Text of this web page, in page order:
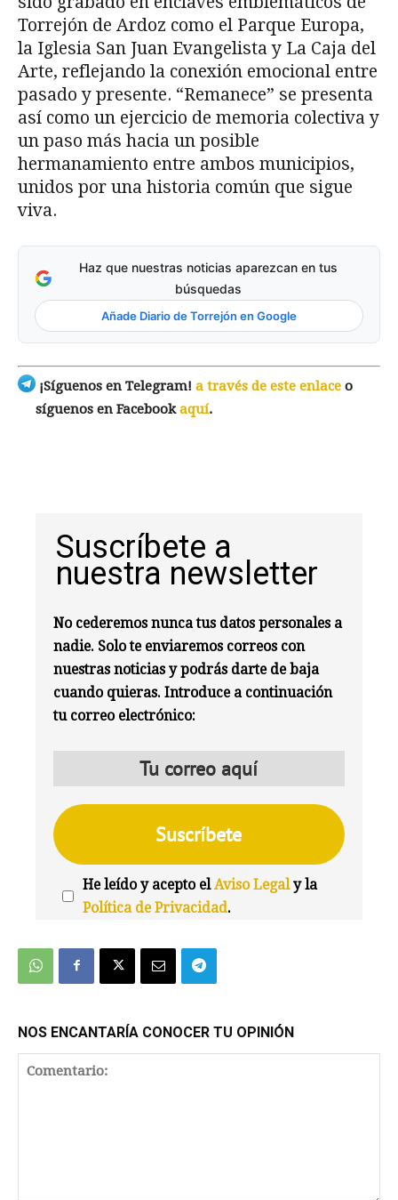
Torrejón de Ardoz como el Parque Europa,
la Iglesia San Juan Evangelista y La Caja del
Arte, reflejando la conexión emocional entre
pasado y presente. “Remanece” se presenta
así como un ejercicio de memoria colectiva y
un paso más hacia un posible
hermanamiento entre ambos municipios,
unidos por una historia común que sigue
viva.
Haz que nuestras noticias aparezcan en tus
búsquedas
Añade Diario de Torrejón en Google
¡Síguenos en Telegram! a través de este enlace o
síguenos en Facebookaquí.
Suscríbete a
nuestra newsletter
No cederemos nunca tus datos personales a
nadie. Solo te enviaremos correos con
nuestras noticias y podrás darte de baja
cuando quieras. Introduce a continuación
tu correo electrónico:
He leído y acepto elAviso Legaly la
Política de Privacidad.
NOS ENCANTARÍA CONOCER TU OPINIÓN